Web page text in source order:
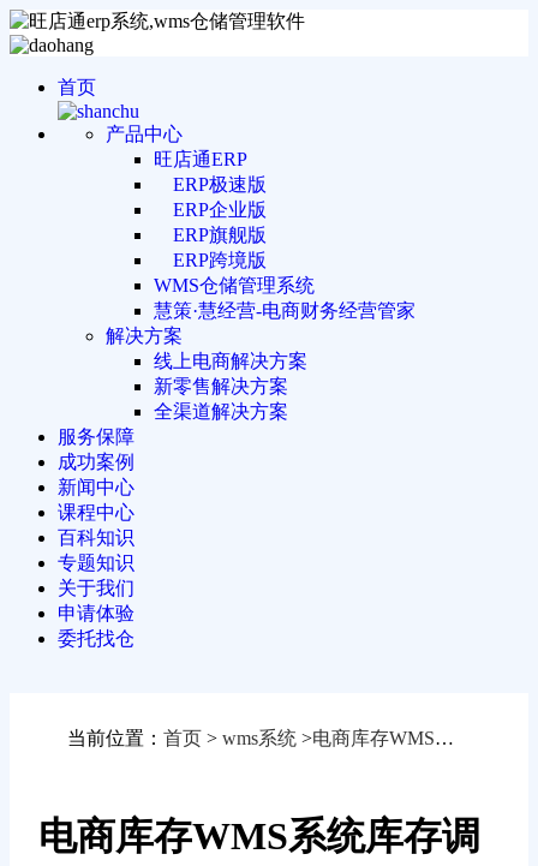
首页
产品中心
旺店通ERP
ERP极速版
ERP企业版
ERP旗舰版
ERP跨境版
WMS仓储管理系统
慧策·慧经营-电商财务经营管家
解决方案
线上电商解决方案
新零售解决方案
全渠道解决方案
服务保障
成功案例
新闻中心
课程中心
百科知识
专题知识
关于我们
申请体验
委托找仓
当前位置： 首页 > wms系统 >电商库存WMS系统库存调拨成本核算
电商库存WMS系统库存调